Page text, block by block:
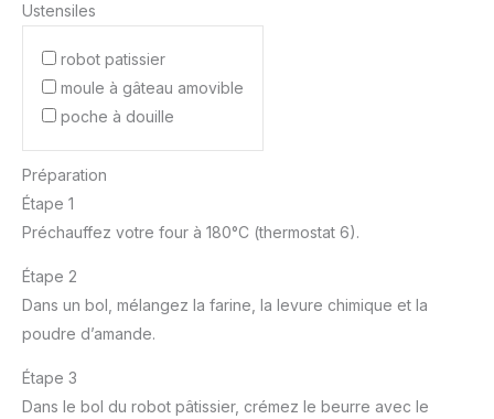
Ustensiles
robot patissier
moule à gâteau amovible
poche à douille
Préparation
Étape 1
Préchauffez votre four à 180°C (thermostat 6).
Étape 2
Dans un bol, mélangez la farine, la levure chimique et la
poudre d’amande.
Étape 3
Dans le bol du robot pâtissier, crémez le beurre avec le